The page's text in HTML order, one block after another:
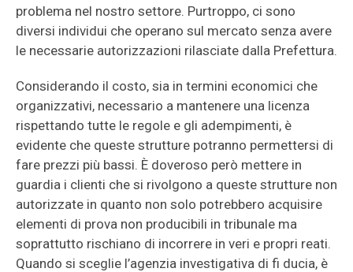
problema nel nostro settore. Purtroppo, ci sono
diversi individui che operano sul mercato senza avere
le necessarie autorizzazioni rilasciate dalla Prefettura.
Considerando il costo, sia in termini economici che
organizzativi, necessario a mantenere una licenza
rispettando tutte le regole e gli adempimenti, è
evidente che queste strutture potranno permettersi di
fare prezzi più bassi. È doveroso però mettere in
guardia i clienti che si rivolgono a queste strutture non
autorizzate in quanto non solo potrebbero acquisire
elementi di prova non producibili in tribunale ma
soprattutto rischiano di incorrere in veri e propri reati.
Quando si sceglie l’agenzia investigativa di fi ducia, è